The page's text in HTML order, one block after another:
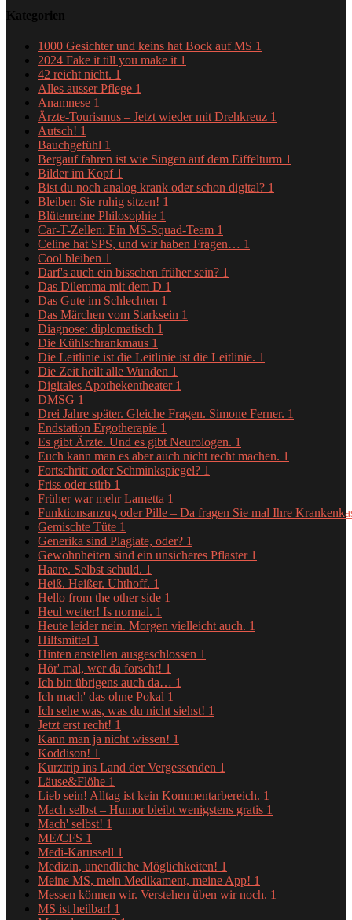
Kategorien
1000 Gesichter und keins hat Bock auf MS 1
2024 Fake it till you make it 1
42 reicht nicht. 1
Alles ausser Pflege 1
Anamnese 1
Ärzte-Tourismus – Jetzt wieder mit Drehkreuz 1
Autsch! 1
Bauchgefühl 1
Bergauf fahren ist wie Singen auf dem Eiffelturm 1
Bilder im Kopf 1
Bist du noch analog krank oder schon digital? 1
Bleiben Sie ruhig sitzen! 1
Blütenreine Philosophie 1
Car-T-Zellen: Ein MS-Squad-Team 1
Celine hat SPS, und wir haben Fragen… 1
Cool bleiben 1
Darf's auch ein bisschen früher sein? 1
Das Dilemma mit dem D 1
Das Gute im Schlechten 1
Das Märchen vom Starksein 1
Diagnose: diplomatisch 1
Die Kühlschrankmaus 1
Die Leitlinie ist die Leitlinie ist die Leitlinie. 1
Die Zeit heilt alle Wunden 1
Digitales Apothekentheater 1
DMSG 1
Drei Jahre später. Gleiche Fragen. Simone Ferner. 1
Endstation Ergotherapie 1
Es gibt Ärzte. Und es gibt Neurologen. 1
Euch kann man es aber auch nicht recht machen. 1
Fortschritt oder Schminkspiegel? 1
Friss oder stirb 1
Früher war mehr Lametta 1
Funktionsanzug oder Pille – Da fragen Sie mal Ihre
Gemischte Tüte 1
Generika sind Plagiate, oder? 1
Gewohnheiten sind ein unsicheres Pflaster 1
Haare. Selbst schuld. 1
Heiß. Heißer. Uhthoff. 1
Hello from the other side 1
Heul weiter! Is normal. 1
Heute leider nein. Morgen vielleicht auch. 1
Hilfsmittel 1
Hinten anstellen ausgeschlossen 1
Hör' mal, wer da forscht! 1
Ich bin übrigens auch da… 1
Ich mach' das ohne Pokal 1
Ich sehe was, was du nicht siehst! 1
Jetzt erst recht! 1
Kann man ja nicht wissen! 1
Koddison! 1
Kurztrip ins Land der Vergessenden 1
Läuse&Flöhe 1
Lieb sein! Alltag ist kein Kommentarbereich. 1
Mach selbst – Humor bleibt wenigstens gratis 1
Mach' selbst! 1
ME/CFS 1
Medi-Karussell 1
Medizin, unendliche Möglichkeiten! 1
Meine MS, mein Medikament, meine App! 1
Messen können wir. Verstehen üben wir noch. 1
MS ist heilbar! 1